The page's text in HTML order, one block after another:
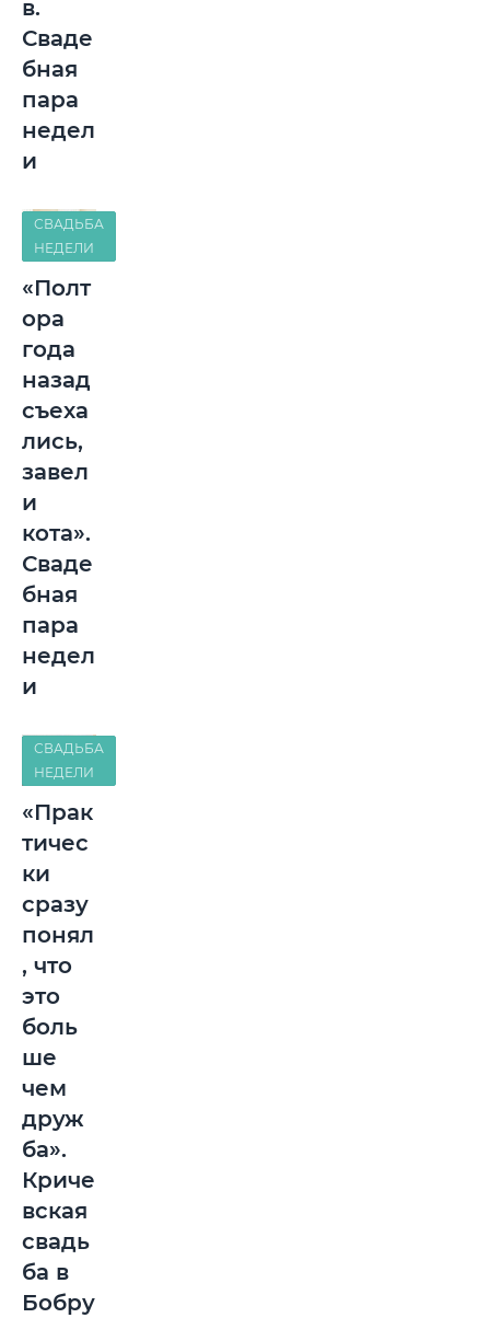
в.
Сваде
бная
пара
недел
и
СВАДЬБА
НЕДЕЛИ
«Полт
ора
года
назад
съеха
лись,
завел
и
кота».
Сваде
бная
пара
недел
и
СВАДЬБА
НЕДЕЛИ
«Прак
тичес
ки
сразу
понял
, что
это
боль
ше
чем
друж
ба».
Криче
вская
свадь
ба в
Бобру